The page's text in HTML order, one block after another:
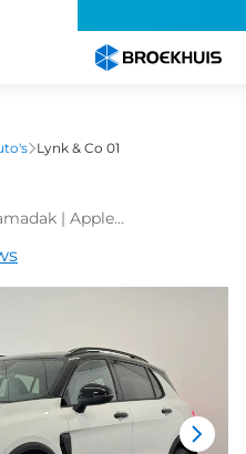
Lynk & Co 01
| Apple